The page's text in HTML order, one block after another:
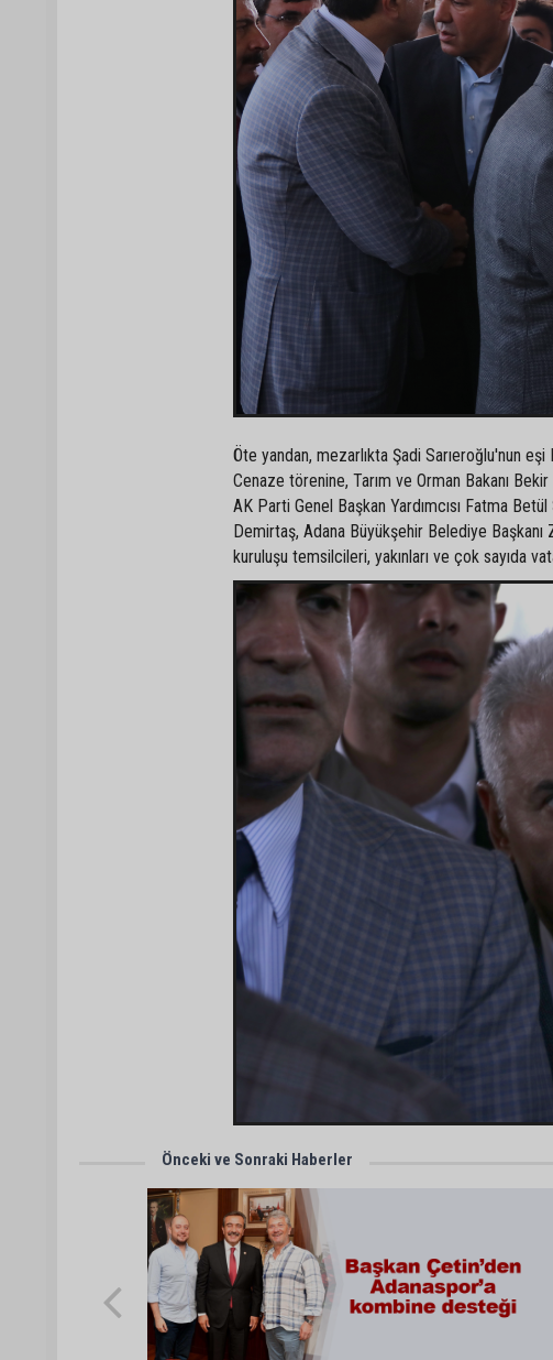
Öte yandan, mezarlıkta Şadi Sarıeroğlu'nun
Cenaze törenine, Tarım ve Orman Bakanı
AK Parti Genel Başkan Yardımcısı Fatma
Demirtaş, Adana Büyükşehir Belediye
kuruluşu temsilcileri, yakınları ve çok sayıda
Önceki ve Sonraki Haberler